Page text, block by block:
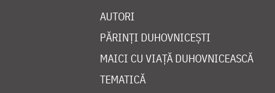
AUTORI
PĂRINȚI DUHOVNICEȘTI
MAICI CU VIAȚĂ DUHOVNICEASCĂ
TEMATICĂ